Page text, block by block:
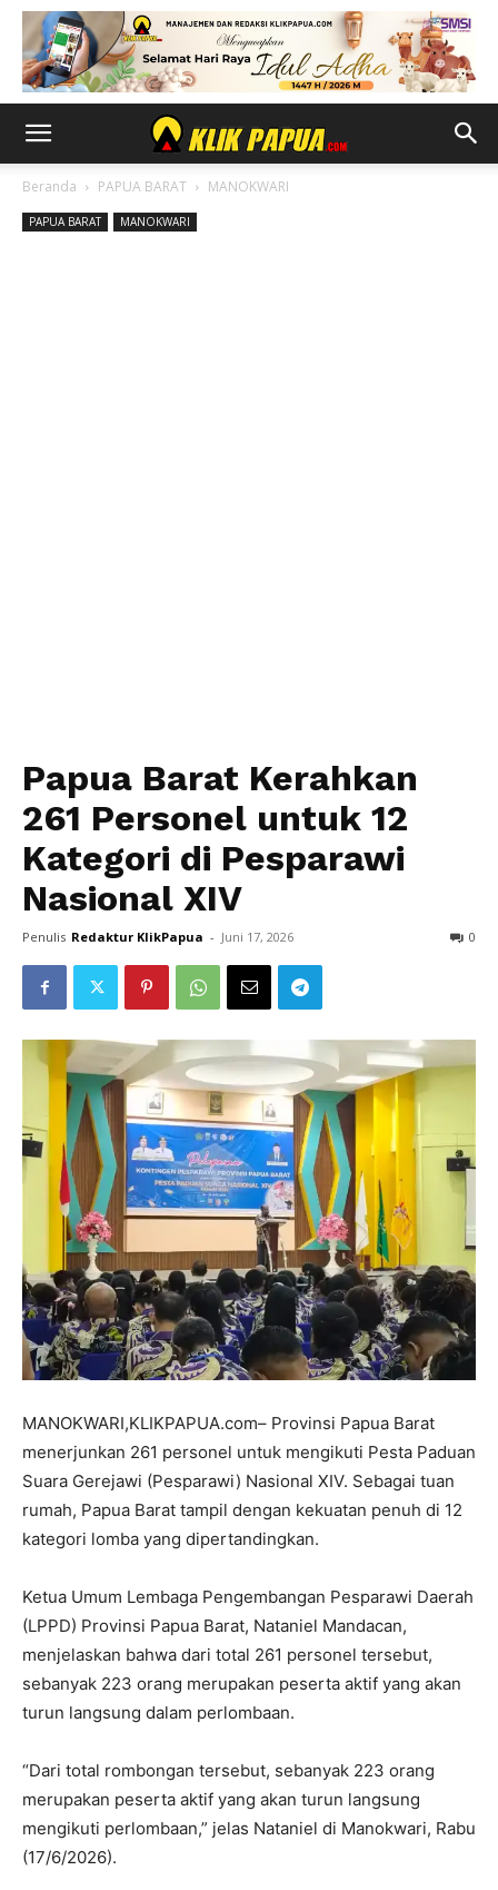
Beranda PAPUA BARAT MANOKWARI
PAPUA BARAT MANOKWARI
Papua Barat Kerahkan
261 Personel untuk 12
Kategori di Pesparawi
Nasional XIV
Penulis Redaktur KlikPapua - Juni 17, 2026 0
MANOKWARI,KLIKPAPUA.com– Provinsi Papua Barat
menerjunkan 261 personel untuk mengikuti Pesta Paduan
Suara Gerejawi (Pesparawi) Nasional XIV. Sebagai tuan
rumah, Papua Barat tampil dengan kekuatan penuh di 12
kategori lomba yang dipertandingkan.
Ketua Umum Lembaga Pengembangan Pesparawi Daerah
(LPPD) Provinsi Papua Barat, Nataniel Mandacan,
menjelaskan bahwa dari total 261 personel tersebut,
sebanyak 223 orang merupakan peserta aktif yang akan
turun langsung dalam perlombaan.
“Dari total rombongan tersebut, sebanyak 223 orang
merupakan peserta aktif yang akan turun langsung
mengikuti perlombaan,” jelas Nataniel di Manokwari, Rabu
(17/6/2026).